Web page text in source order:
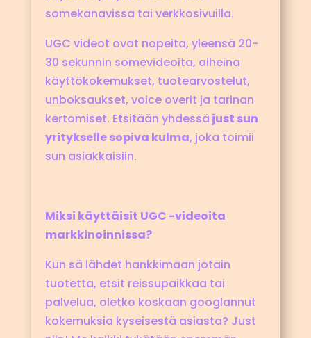
somekanavissa tai verkkosivuilla.
UGC videot ovat nopeita, yleensä 20-
30 sekunnin somevideoita, aiheina
käyttökokemukset, tuotearvostelut,
unboksaukset, voice overit ja tarinan
kertomiset. Etsitään yhdessä just sun
yritykselle sopiva kulma, joka toimii
sun asiakkaisiin.
Miksi käyttäisit UGC -videoita
markkinoinnissa?
Kun sä lähdet hankkimaan jotain
tuotetta, etsit reissupaikkaa tai
palvelua, oletko koskaan googlannut
kokemuksia kyseisestä asiasta? Just